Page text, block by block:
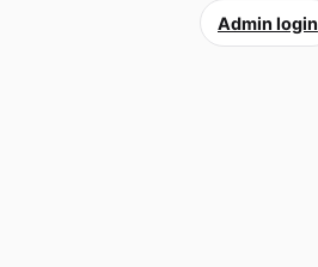
Admin login